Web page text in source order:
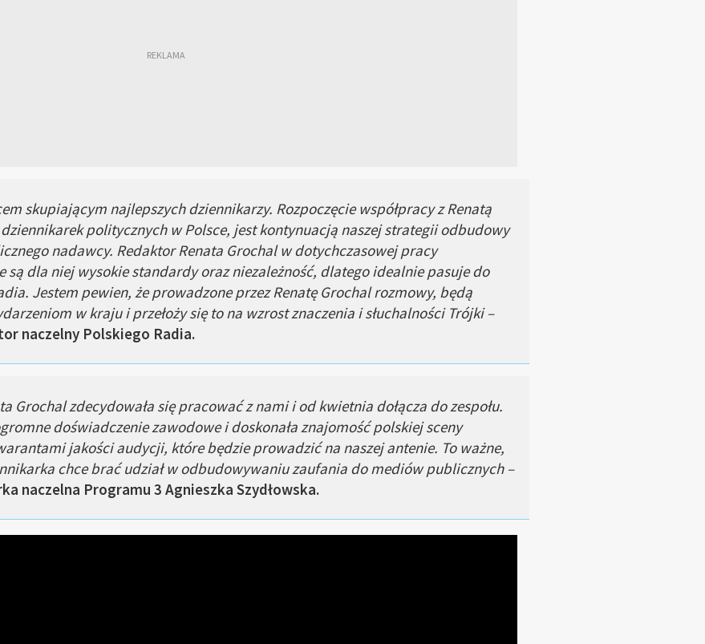
skupiającym najlepszych dziennikarzy. Rozpoczęcie współpracy z Renatą
politycznych w Polsce, jest kontynuacją naszej strategii odbudowy
nadawcy. Redaktor Renata Grochal w dotychczasowej pracy
są dla niej wysokie standardy oraz niezależność, dlatego idealnie pasuje do
Jestem pewien, że prowadzone przez Renatę Grochal rozmowy, będą
w kraju i przełoży się to na wzrost znaczenia i słuchalności Trójki –
naczelny Polskiego Radia.
Grochal zdecydowała się pracować z nami i od kwietnia dołącza do zespołu.
doświadczenie zawodowe i doskonała znajomość polskiej sceny
jakości audycji, które będzie prowadzić na naszej antenie. To ważne,
chce brać udział w odbudowywaniu zaufania do mediów publicznych –
naczelna Programu 3 Agnieszka Szydłowska.